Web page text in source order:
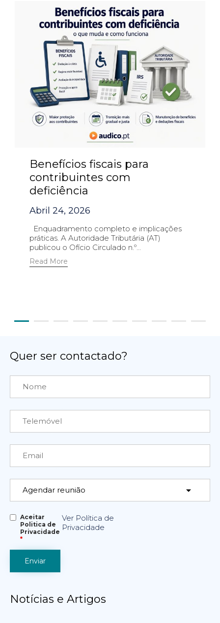
Benefícios fiscais para
contribuintes com
deficiência
Abril 24, 2026
Enquadramento completo e implicações
práticas. A Autoridade Tributária (AT)
publicou o Ofício Circulado n.º...
Read More
Quer ser contactado?
Aceitar
Politica de
Privacidade
*
Ver Política de
Privacidade
Notícias e Artigos